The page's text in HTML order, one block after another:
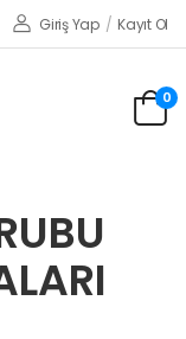
Giriş Yap / Kayıt Ol
0